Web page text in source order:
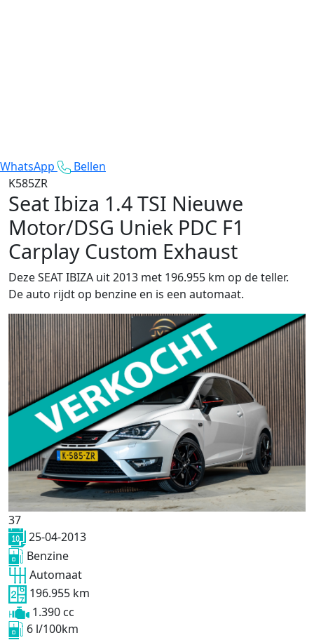
WhatsApp
Bellen
K585ZR
Seat Ibiza 1.4 TSI Nieuwe
Motor/DSG Uniek PDC F1
Carplay Custom Exhaust
Deze SEAT IBIZA uit 2013 met 196.955 km op de teller.
De auto rijdt op benzine en is een automaat.
37
25-04-2013
Benzine
Automaat
196.955 km
1.390 cc
6 l/100km